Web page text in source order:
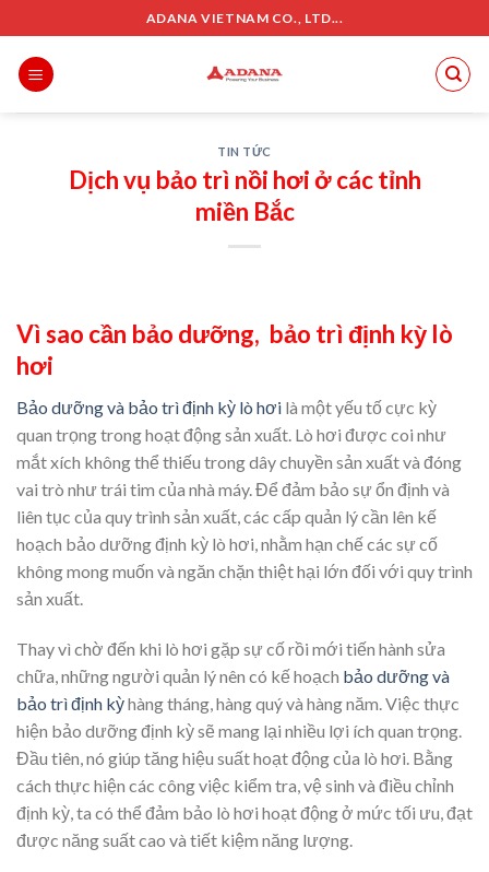
to
content
ADANA VIETNAM CO., LTD...
TIN TỨC
Dịch vụ bảo trì nồi hơi ở các tỉnh
miền Bắc
Vì sao cần bảo dưỡng, bảo trì định kỳ lò
hơi
Bảo dưỡng và bảo trì định kỳ lò hơi là một yếu tố cực kỳ
quan trọng trong hoạt động sản xuất. Lò hơi được coi như
mắt xích không thể thiếu trong dây chuyền sản xuất và đóng
vai trò như trái tim của nhà máy. Để đảm bảo sự ổn định và
liên tục của quy trình sản xuất, các cấp quản lý cần lên kế
hoạch bảo dưỡng định kỳ lò hơi, nhằm hạn chế các sự cố
không mong muốn và ngăn chặn thiệt hại lớn đối với quy trình
sản xuất.
Thay vì chờ đến khi lò hơi gặp sự cố rồi mới tiến hành sửa
chữa, những người quản lý nên có kế hoạch bảo dưỡng và
bảo trì định kỳhàng tháng, hàng quý và hàng năm. Việc thực
hiện bảo dưỡng định kỳ sẽ mang lại nhiều lợi ích quan trọng.
Đầu tiên, nó giúp tăng hiệu suất hoạt động của lò hơi. Bằng
cách thực hiện các công việc kiểm tra, vệ sinh và điều chỉnh
định kỳ, ta có thể đảm bảo lò hơi hoạt động ở mức tối ưu, đạt
được năng suất cao và tiết kiệm năng lượng.